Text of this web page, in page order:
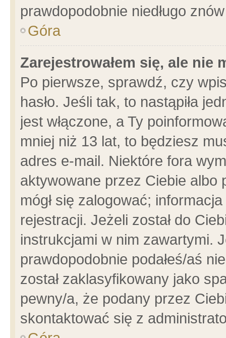
prawdopodobnie niedługo
Góra
Zarejestrowałem się, ale nie
Po pierwsze, sprawdź, czy
hasło. Jeśli tak, to nastąpiła
jest włączone, a Ty
mniej niż 13 lat, to będziesz
adres e-mail. Niektóre fora
aktywowane przez Ciebie albo
mógł się zalogować;
rejestracji. Jeżeli został do
instrukcjami w nim zawartymi.
prawdopodobnie podałeś/aś
został zaklasyfikowany jako
pewny/a, że podany przez
skontaktować się z